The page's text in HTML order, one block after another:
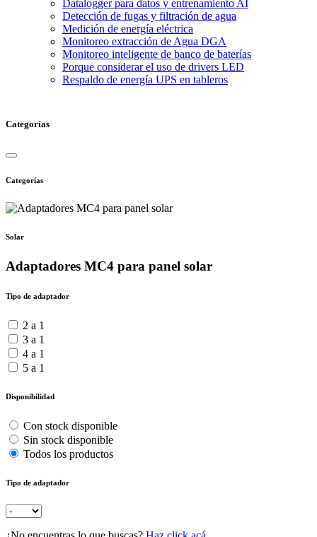
Datalogger para datos y entrenamiento AI
Detección de fugas y filtración de agua
Medición de energía eléctrica
Monitoreo extracción de Agua DGA
Monitoreo inteligente de banco de baterías
Porque considerar el uso de drivers LED
Respaldo de energía UPS en tableros
Categorías
Categorías
Solar
Adaptadores MC4 para panel solar
Tipo de adaptador
2 a 1
3 a 1
4 a 1
5 a 1
Disponibilidad
Con stock disponible
Sin stock disponible
Todos los productos
Tipo de adaptador